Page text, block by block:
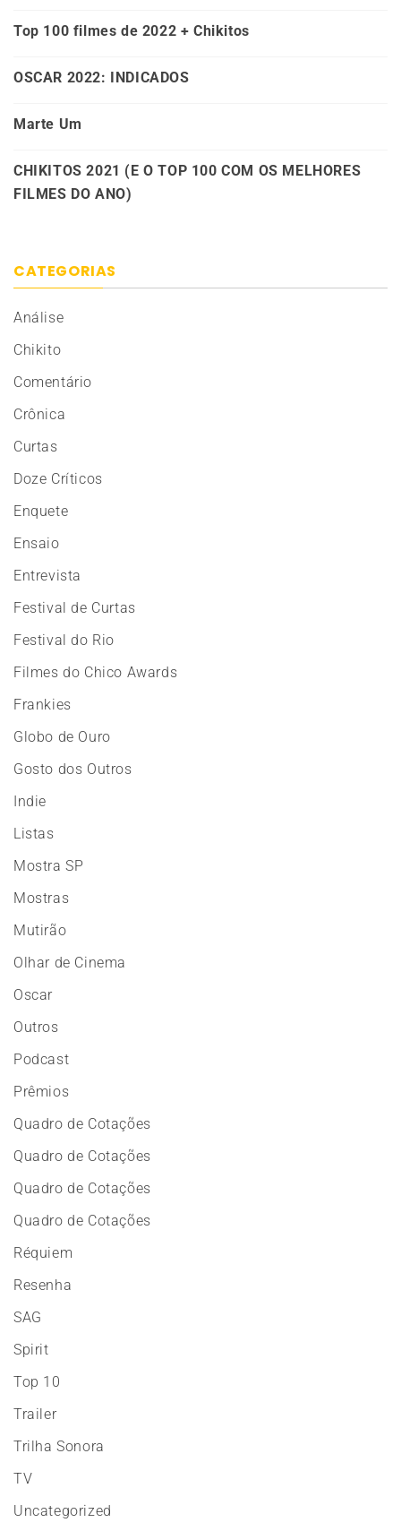
Top 100 filmes de 2022 + Chikitos
OSCAR 2022: INDICADOS
Marte Um
CHIKITOS 2021 (E O TOP 100 COM OS MELHORES
FILMES DO ANO)
CATEGORIAS
Análise
Chikito
Comentário
Crônica
Curtas
Doze Críticos
Enquete
Ensaio
Entrevista
Festival de Curtas
Festival do Rio
Filmes do Chico Awards
Frankies
Globo de Ouro
Gosto dos Outros
Indie
Listas
Mostra SP
Mostras
Mutirão
Olhar de Cinema
Oscar
Outros
Podcast
Prêmios
Quadro de Cotações
Quadro de Cotações
Quadro de Cotações
Quadro de Cotações
Réquiem
Resenha
SAG
Spirit
Top 10
Trailer
Trilha Sonora
TV
Uncategorized